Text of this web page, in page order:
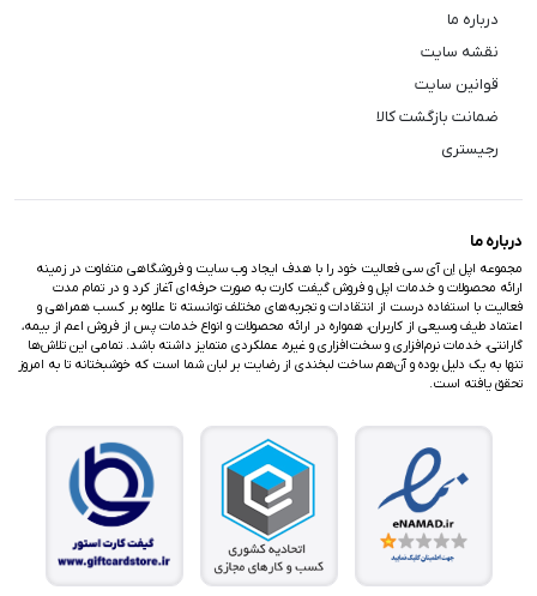
درباره ما
نقشه سایت
قوانین سایت
ضمانت بازگشت کالا
رجیستری
درباره ما
مجموعه اپل اِن آی سی فعالیت خود را با هدف ایجاد وب سایت و فروشگاهی متفاوت در زمینه
ارائه محصولات و خدمات اپل و فروش گیفت کارت به صورت حرفه‌ای آغاز کرد و در تمام مدت
فعالیت با استفاده درست از انتقادات و تجربه‌های مختلف توانسته تا علاوه بر کسب همراهی و
اعتماد طیف وسیعی از کاربران، همواره در ارائه محصولات و انواع خدمات پس از فروش اعم از بیمه،
گارانتی، خدمات نرم‌افزاری و سخت‌افزاری و غیره، عملکردی متمایز داشته باشد. تمامی این تلاش‌ها
تنها به یک دلیل بوده و آن‌هم ساخت لبخندی از رضایت بر لبان شما است که خوشبختانه تا به امروز
تحقق یافته است.